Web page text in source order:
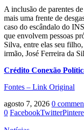
A inclusão de parentes
mais uma frente de
caso do escândalo do
que envolvem pessoas
Silva, entre elas seu
irmão, José Ferreira da
Crédito Conexão
Fontes – Link Original
agosto 7, 2026 0
0 FacebookTwitter